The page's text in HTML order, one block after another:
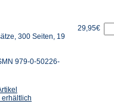
300 Seiten, 19
979-0-50226-
erhältlich
29,95€